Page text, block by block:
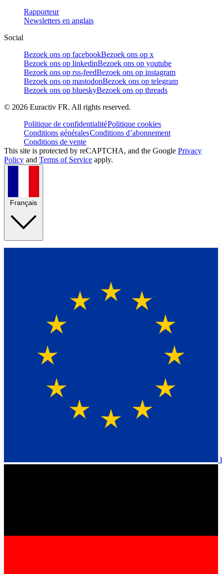
Rapporteur
Newsletters en anglais
Social
Bezoek ons op facebookBezoek ons op x
Bezoek ons op linkedinBezoek ons op youtube
Bezoek ons op rss-feedBezoek ons op instagram
Bezoek ons op mastodonBezoek ons op telegram
Bezoek ons op blueskyBezoek ons op threads
© 2026 Euractiv FR. All rights reserved.
Politique de confidentialitéPolitique cookies
Conditions généralesConditions d’abonnement
Conditions de vente
This site is protected by reCAPTCHA, and the Google Privacy
Policy and Terms of Service apply.
Français